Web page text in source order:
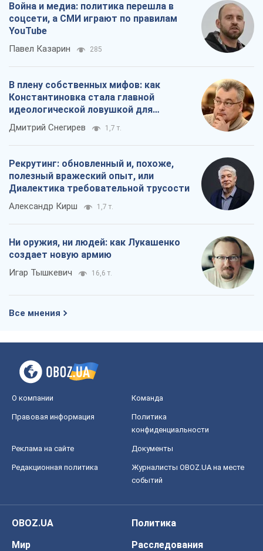
Война и медиа: политика перешла в
соцсети, а СМИ играют по правилам
YouTube
Павел Казарин 285
В плену собственных мифов: как
Константиновка стала главной
идеологической ловушкой для
российских оккупантов
Дмитрий Снегирев 1,7 т.
Рекрутинг: обновленный и, похоже,
полезный вражеский опыт, или
Диалектика требовательной трусости
Александр Кирш 1,7 т.
Ни оружия, ни людей: как Лукашенко
создает новую армию
Игар Тышкевич 16,6 т.
Все мнения
О компании Команда
Правовая информация
Политика
конфиденциальности
Реклама на сайте Документы
Редакционная политика
Журналисты OBOZ.UA на месте
событий
OBOZ.UA
Политика
Мир
Расследования